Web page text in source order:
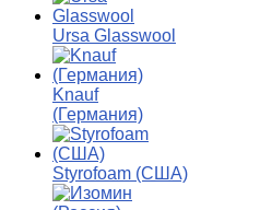
Ursa Glasswool
Knauf
(Германия)
Styrofoam (США)